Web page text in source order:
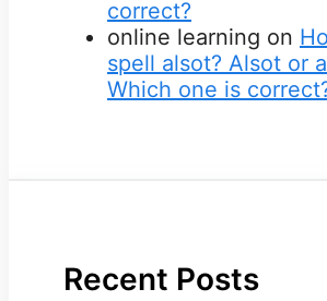
correct?
online learning on
spell alsot? Alsot or
Which one is
Recent Posts